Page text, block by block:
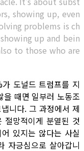
showing up, even
problems is ch
up and bein
to those who are
도널드 트럼프를 지
을 때면 일부러 노동조
니다. 그 과정에서 제
망적이게 분열된 것
있지는 않다는 사실
자긍심으로 살아갑니